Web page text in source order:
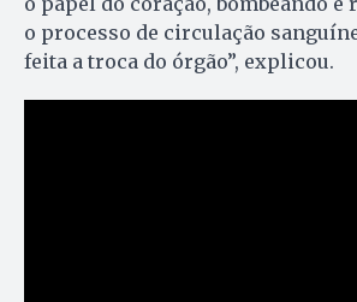
o processo de circulação
feita a troca do órgão”, explicou.